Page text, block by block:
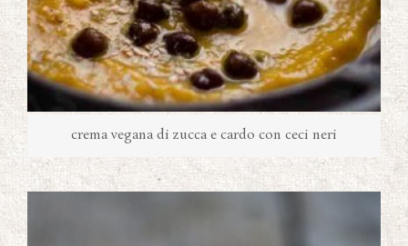
crema vegana di zucca e cardo con ceci neri